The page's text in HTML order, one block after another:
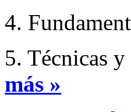
4.
5. Técnicas
más »